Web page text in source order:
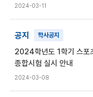
2024-03-11
공지 학사공지
2024학년도 1학기 스포
종합시험 실시 안내
2024-03-08